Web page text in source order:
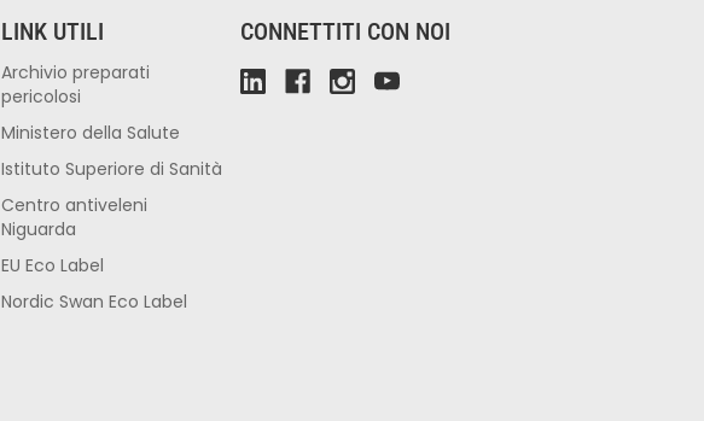
LINK UTILI
Archivio preparati
pericolosi
Ministero della Salute
Istituto Superiore di Sanità
Centro antiveleni
Niguarda
EU Eco Label
Nordic Swan Eco Label
CONNETTITI CON NOI